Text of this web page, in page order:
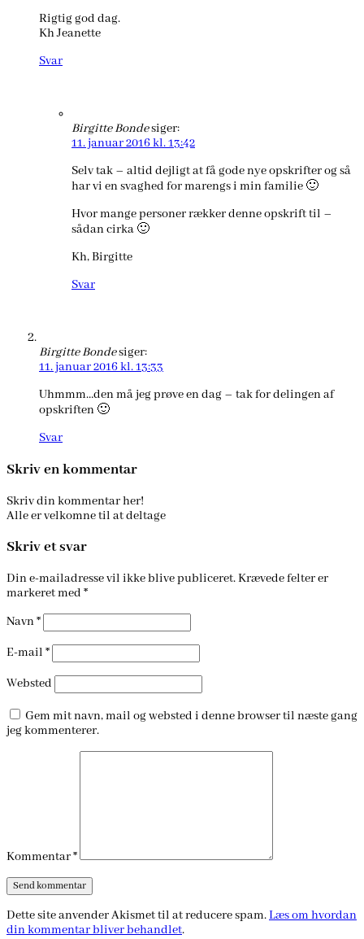
Rigtig god dag.
Kh Jeanette
Svar
Birgitte Bondesiger:
11. januar 2016 kl. 13:42
Selv tak – altid dejligt at få gode nye opskrifter og så
har vi en svaghed for marengs i min familie 🙂
Hvor mange personer rækker denne opskrift til –
sådan cirka 🙂
Kh, Birgitte
Svar
Birgitte Bondesiger:
11. januar 2016 kl. 13:33
Uhmmm…den må jeg prøve en dag – tak for delingen af
opskriften 🙂
Svar
Skriv en kommentar
Skriv din kommentar her!
Alle er velkomne til at deltage
Skriv et svar
Din e-mailadresse vil ikke blive publiceret.Krævede felter er
markeret med *
Navn*
E-mail *
Websted
Gem mit navn, mail og websted i denne browser til næste gang
jeg kommenterer.
Kommentar*
Dette site anvender Akismet til at reducere spam.Læs om hvordan
din kommentar bliver behandlet.